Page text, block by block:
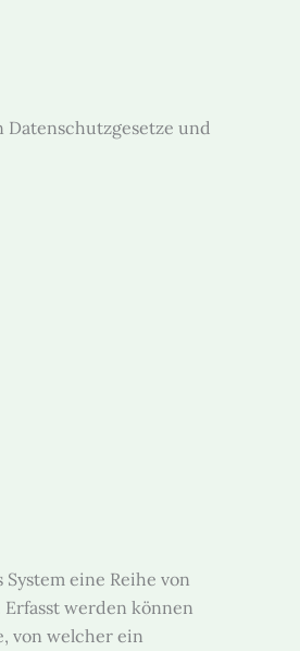
und
eine Reihe von
werden können
von welcher ein